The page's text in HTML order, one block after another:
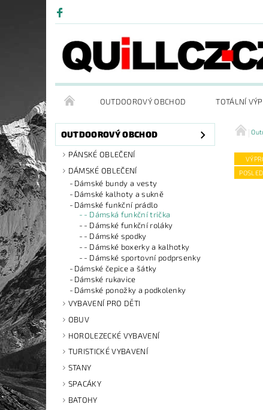
OUTDOOROVÝ OBCHOD TOTÁLNÍ
OUTDOOROVÝ OBCHOD
PÁNSKÉ OBLEČENÍ
DÁMSKÉ OBLEČENÍ
Dámské bundy a vesty
Dámské kalhoty a sukně
Dámské funkční prádlo
- Dámská funkční trička
- Dámské funkční roláky
- Dámské spodky
- Dámské boxerky a kalhotky
- Dámské sportovní podprsenky
Dámské čepice a šátky
Dámské rukavice
Dámské ponožky a podkolenky
VYBAVENÍ PRO DĚTI
OBUV
HOROLEZECKÉ VYBAVENÍ
TURISTICKÉ VYBAVENÍ
STANY
SPACÁKY
BATOHY